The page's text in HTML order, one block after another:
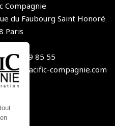
Compagnie
du Faubourg Saint Honoré
Paris
1 44 09 85 55
compagnie.com